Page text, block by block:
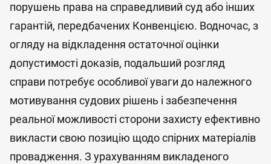
порушень права на справедливий суд або інших
гарантій, передбачених Конвенцією. Водночас, з
огляду на відкладення остаточної оцінки
допустимості доказів, подальший розгляд
справи потребує особливої уваги до належного
мотивування судових рішень і забезпечення
реальної можливості сторони захисту ефективно
викласти свою позицію щодо спірних матеріалів
провадження. З урахуванням викладеного